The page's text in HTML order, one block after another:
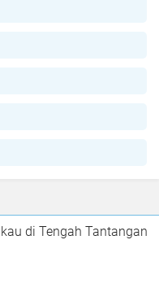
di Tengah Tantangan